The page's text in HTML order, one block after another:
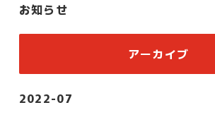
お知らせ
アーカイブ
2022-07